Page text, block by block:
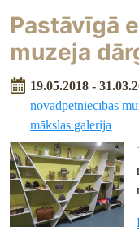
Pastāvīgā
muzeja
19.05.2018 -
novadpētniecības
mākslas galerija